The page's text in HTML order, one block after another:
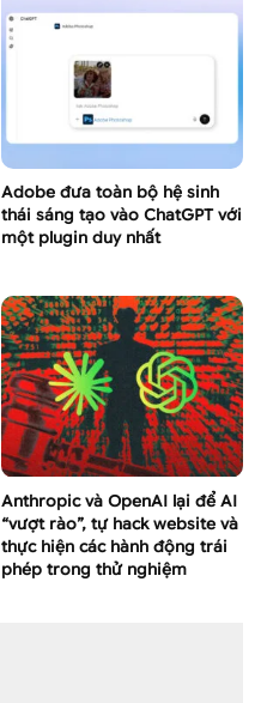
Adobe đưa toàn bộ hệ sinh
thái sáng tạo vào ChatGPT với
một plugin duy nhất
Anthropic và OpenAI lại để AI
“vượt rào”, tự hack website và
thực hiện các hành động trái
phép trong thử nghiệm